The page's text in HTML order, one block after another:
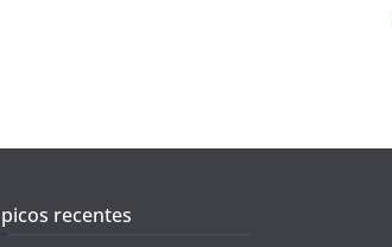
recentes